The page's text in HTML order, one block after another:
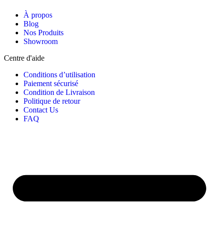
À propos
Blog
Nos Produits
Showroom
Centre d'aide
Conditions d’utilisation
Paiement sécurisé
Condition de Livraison
Politique de retour
Contact Us
FAQ